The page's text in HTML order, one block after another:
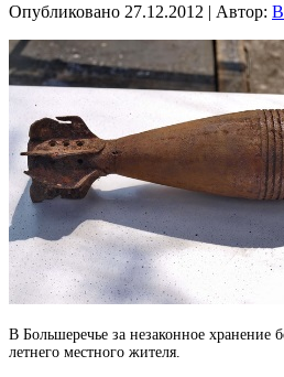
Опубликовано 27.12.2012 | Автор:
В Большеречье за незаконное хранение
летнего местного жителя.